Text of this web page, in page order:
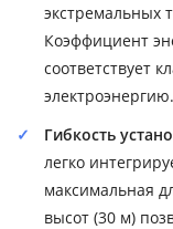
экстремальных
Коэффициент
соответствует
электроэнергию.
Гибкость
легко
максимальная
высот (30 м)